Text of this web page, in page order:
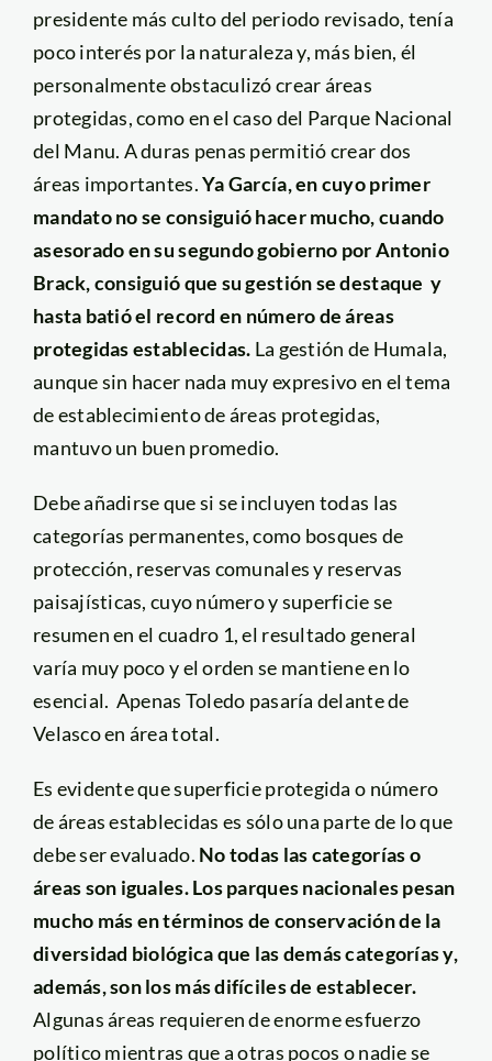
presidente más culto del periodo revisado, tenía
poco interés por la naturaleza y, más bien, él
personalmente obstaculizó crear áreas
protegidas, como en el caso del Parque Nacional
del Manu. A duras penas permitió crear dos
áreas importantes.Ya García, en cuyo primer
mandato no se consiguió hacer mucho, cuando
asesorado en su segundo gobierno por Antonio
Brack, consiguió que su gestión se destaque y
hasta batió el record en número de áreas
protegidas establecidas. La gestión de Humala,
aunque sin hacer nada muy expresivo en el tema
de establecimiento de áreas protegidas,
mantuvo un buen promedio.
Debe añadirse que si se incluyen todas las
categorías permanentes, como bosques de
protección, reservas comunales y reservas
paisajísticas, cuyo número y superficie se
resumen en el cuadro 1, el resultado general
varía muy poco y el orden se mantiene en lo
esencial. Apenas Toledo pasaría delante de
Velasco en área total.
Es evidente que superficie protegida o número
de áreas establecidas es sólo una parte de lo que
debe ser evaluado. No todas las categorías o
áreas son iguales. Los parques nacionales pesan
mucho más en términos de conservación de la
diversidad biológica que las demás categorías y,
además, son los más difíciles de establecer.
Algunas áreas requieren de enorme esfuerzo
político mientras que a otras pocos o nadie se